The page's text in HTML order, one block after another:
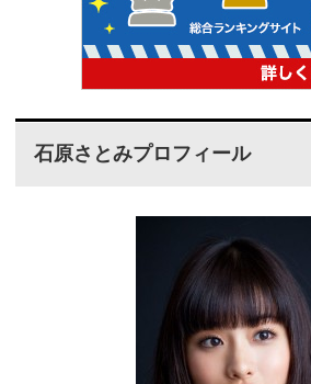
石原さとみプロフィール